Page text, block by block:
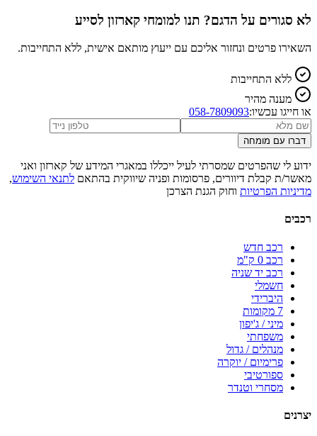
לא סגורים על הדגם? תנו למומחי קארזון לסייע
השאירו פרטים ונחזור אליכם עם ייעוץ מותאם אישית, ללא התחייבות.
ללא התחייבות
מענה מהיר
או חייגו עכשיו:058-7809093
דברו עם מומחה
ידוע לי שהפרטים שמסרתי לעיל ייכללו במאגרי המידע של קארזון ואני
מאשר/ת קבלת דיוורים, פרסומות ופניה שיווקית בהתאם לתנאי השימוש,
מדיניות הפרטיות וחוק הגנת הצרכן
רכבים
רכב חדש
רכב 0 ק"מ
רכב יד שניה
חשמלי
היברידי
7 מקומות
מיני / ג'יפון
משפחתי
מנהלים / גדול
פרימיום / יוקרה
ספורטיבי
מסחרי וטנדר
יצרנים